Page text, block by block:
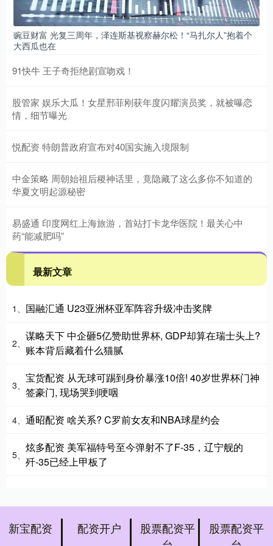
豌豆财富 光复三周年，泽连斯基视察赫尔松！“马扎尔人”抱着个
大西瓜也在
91快牛 王子奇拒绝剧宣吻戏！
股管家 娱乐大瓜！女星邢菲刚获年度闪耀演员奖，就被曝恋
情，细节曝光
悦配资 特朗普政府宣布对40国实施入境限制
中金策略 周朝始祖后稷神话里，竟隐藏了这么多你不知道的
华夏文明起源秘密
易盛通 印度网红上海旅游，首站打卡龙华医院！最关心中
药“能减肥吗”
最新文章
1、 国融汇通 U23亚洲杯亚军阵容升级冲击奖牌
2、
谋略天下 中企砸5亿赞助世界杯, GDP却算在瑞士头上?
账本背后藏着什么猫腻
3、
宝货配资 从无球可踢到身价暴涨10倍! 40岁世界杯门神
签豪门, 现场哭到哽咽
4、 通昭配资 啥关系? C罗前女友和NBA球星约会
5、
炫多配资 美军福特号至今弹射不了F-35，辽宁舰的
歼-35已经上甲板了
新宝配资 配资开户
股票配资平
股票配资平